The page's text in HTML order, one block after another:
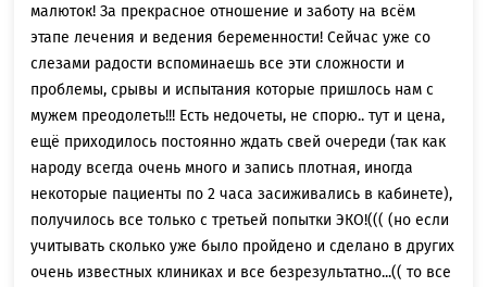
малюток! За прекрасное отношение и заботу на всём
этапе лечения и ведения беременности! Сейчас уже со
слезами радости вспоминаешь все эти сложности и
проблемы, срывы и испытания которые пришлось нам с
мужем преодолеть!!! Есть недочеты, не спорю.. тут и цена,
ещё приходилось постоянно ждать свей очереди (так как
народу всегда очень много и запись плотная, иногда
некоторые пациенты по 2 часа засиживались в кабинете),
получилось все только с третьей попытки ЭКО!((( (но если
учитывать сколько уже было пройдено и сделано в других
очень известных клиниках и все безрезультатно...(( то все